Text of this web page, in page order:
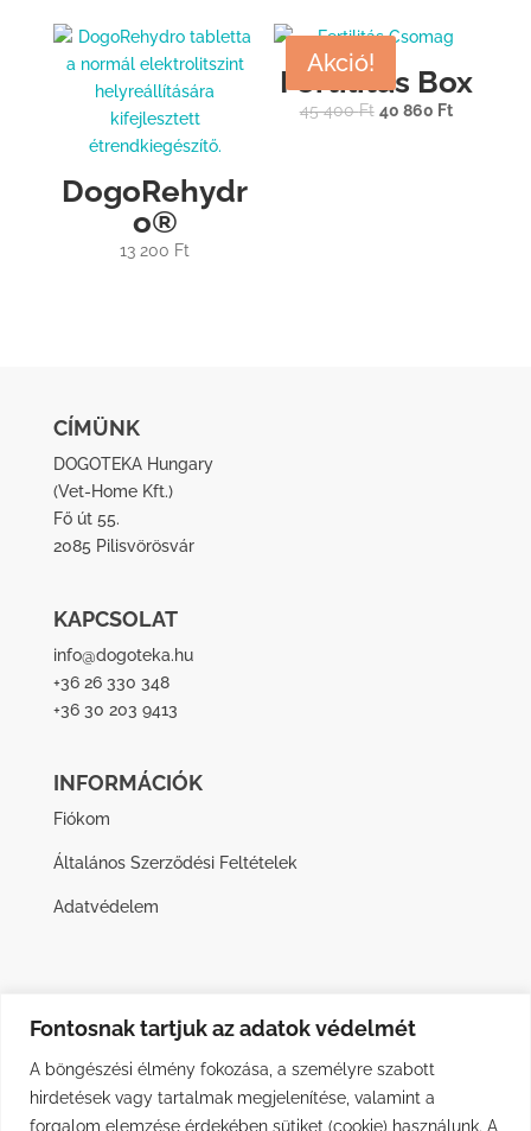
Fontosnak tartjuk az adatok védelmét
A böngészési élmény fokozása, a személyre szabott
hirdetések vagy tartalmak megjelenítése, valamint a
forgalom elemzése érdekében sütiket (cookie) használunk. A
DogoRehydr
o®
13 200 Ft
Akció!
Fertilitás Box
45 400Ft Original
40 860 FtCurrent
CÍMÜNK
DOGOTEKA Hungary
(Vet-Home Kft.)
Fő út 55.
2085 Pilisvörösvár
KAPCSOLAT
info@dogoteka.hu
+36 26 330 348
+36 30 203 9413
INFORMÁCIÓK
Fiókom
Általános Szerződési Feltételek
Adatvédelem